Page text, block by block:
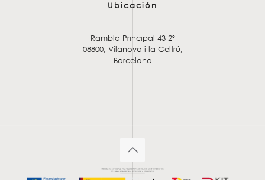
Ubicación
Rambla Principal 43 2º
08800, Vilanova i la Geltrú,
Barcelona